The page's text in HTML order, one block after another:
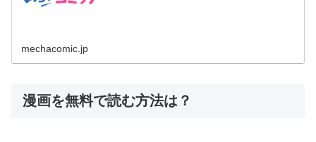
mechacomic.jp
漫画を無料で読む方法は？